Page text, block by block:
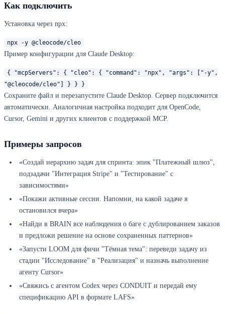
Как подключить
Установка через npx:
npx -y @cleocode/cleo
Пример конфигурации для Claude Desktop:
{ "mcpServers": { "cleo": { "command": "npx", "args": ["-y",
"@cleocode/cleo"] } } }
Сохраните файл и перезапустите Claude Desktop. Сервер подключится
автоматически. Аналогичная настройка подходит для OpenCode,
Cursor, Gemini и других клиентов с поддержкой MCP.
Примеры запросов
«Создай иерархию задач для спринта: эпик "Платежный шлюз",
подзадачи "Интеграция Stripe" и "Тестирование" с
зависимостями»
«Покажи активные сессии. Напомни, на какой задаче я
остановился вчера»
«Найди в BRAIN все наблюдения о баге с дублированием заказов
и предложи решение на основе сохраненных паттернов»
«Запусти LOOM для фичи "Тёмная тема": переведи задачу из
стадии "Исследование" в "Реализация" и назначь выполнение
агенту Cursor»
«Свяжись с агентом Codex через CONDUIT и передай ему
спецификацию API в формате LAFS»